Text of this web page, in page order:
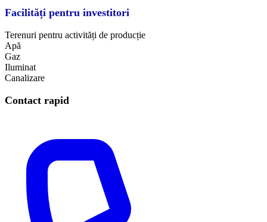
Facilități pentru investitori
Terenuri pentru activități de producție
Apă
Gaz
Iluminat
​Canalizare
Contact rapid